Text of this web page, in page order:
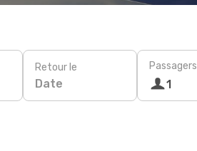
Retour le
Date
Passagers
1